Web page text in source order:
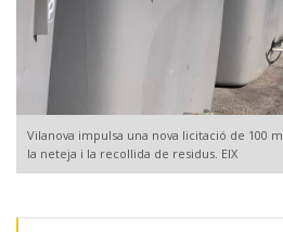
Vilanova impulsa una nova licitació de 100
la neteja i la recollida de residus. EIX